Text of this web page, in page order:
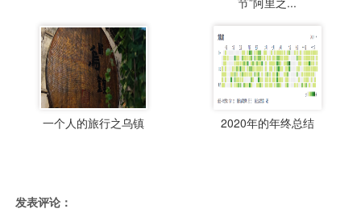
一个人的旅行之乌镇 2020年的年终总结
发表评论：